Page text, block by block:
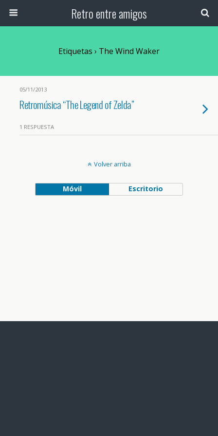
Retro entre amigos
Etiquetas › The Wind Waker
05/11/2013
Retromúsica “The Legend of Zelda”
1 RESPUESTA
Volver arriba
Móvil Escritorio